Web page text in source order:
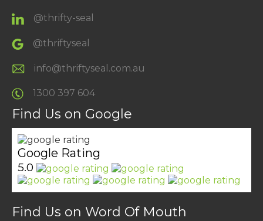
@thrifty-seal
@thriftyseal
info@thriftyseal.com.au
1300 397 604
Find Us on Google
Google Rating
5.0
Find Us on Word Of Mouth